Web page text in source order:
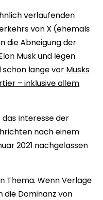
verlaufenden
von X (ehemals
die Abneigung der
Musk und legen
schon lange vor Musks
– inklusive allem
Interesse der
nach einem
2021 nachgelassen
Thema. Wenn Verlage
die Dominanz von